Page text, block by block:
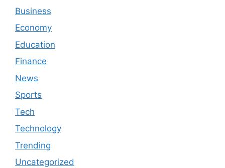
Business
Economy
Education
Finance
News
Sports
Tech
Technology
Trending
Uncategorized